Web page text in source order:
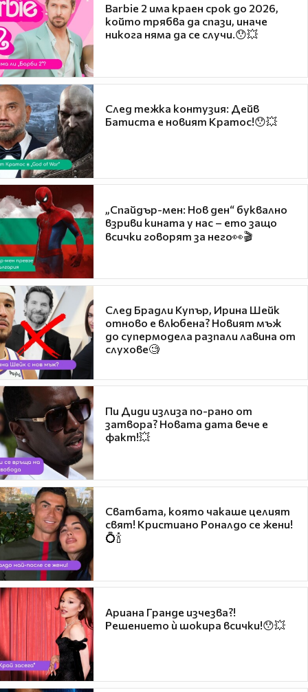
Barbie 2 има краен срок до 2026,
който трябва да спази, иначе
никога няма да се случи.😯💥
След тежка контузия: Дейв
Батиста е новият Кратос!😯💥
„Спайдър-мен: Нов ден“ буквално
взриви кината у нас – ето защо
всички говорят за него👀🎬
След Брадли Купър, Ирина Шейк
отново е влюбена? Новият мъж
до супермодела разпали лавина от
слухове🧐
Пи Диди излиза по-рано от
затвора? Новата дата вече е
факт!💥
Сватбата, която чакаше целият
свят! Кристиано Роналдо се жени!
💍🍾
Ариана Гранде изчезва?!
Решението ѝ шокира всички!😯💥